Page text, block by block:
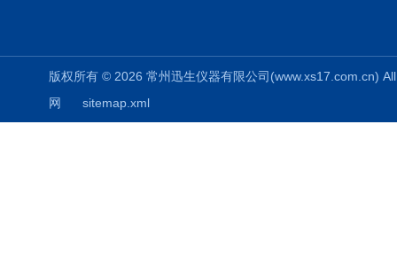
版权所有 © 2026 常州迅生仪器有限公司
网
sitemap.xml